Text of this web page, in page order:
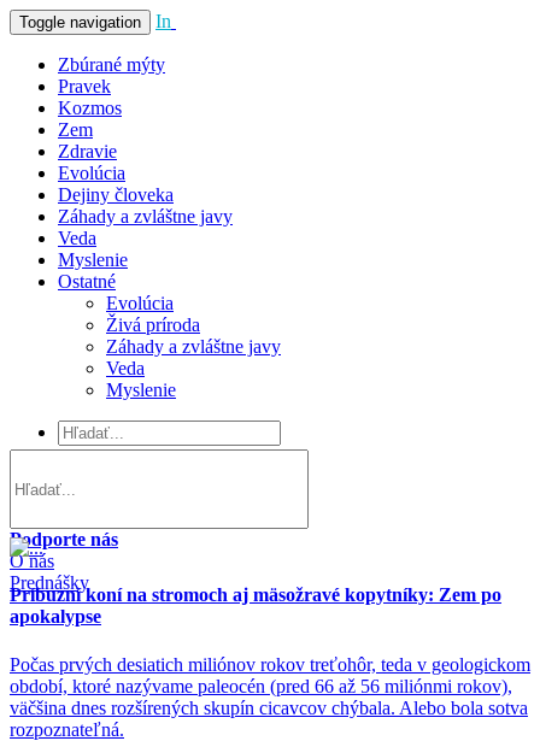
Toggle navigation In
Zbúrané mýty
Pravek
Kozmos
Zem
Zdravie
Evolúcia
Dejiny človeka
Záhady a zvláštne javy
Veda
Myslenie
Ostatné
Evolúcia
Živá príroda
Záhady a zvláštne javy
Veda
Myslenie
Podporte nás
O nás
Prednášky
Príbuzní koní na stromoch aj mäsožravé kopytníky: Zem po
apokalypse
Počas prvých desiatich miliónov rokov treťohôr, teda v geologickom
období, ktoré nazývame paleocén (pred 66 až 56 miliónmi rokov),
väčšina dnes rozšírených skupín cicavcov chýbala. Alebo bola sotva
rozpoznateľná.